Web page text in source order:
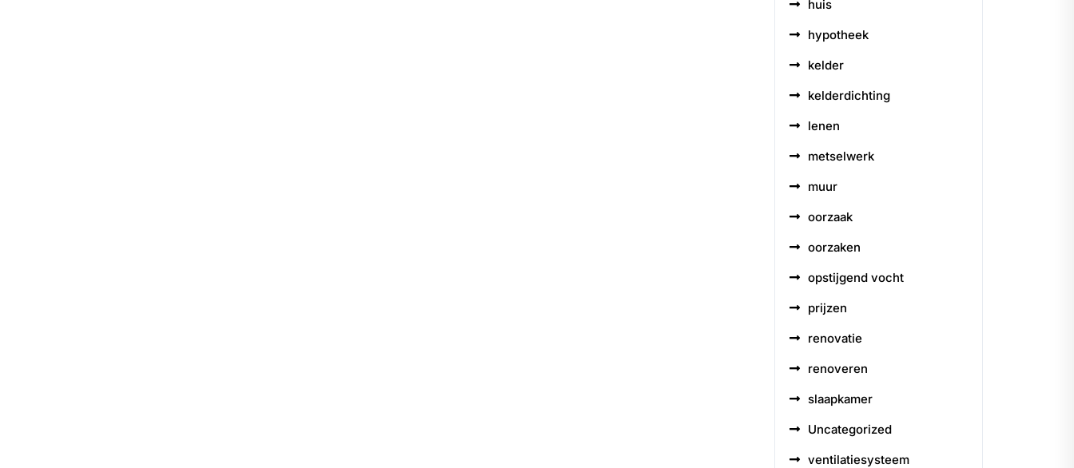
huis
hypotheek
kelder
kelderdichting
lenen
metselwerk
muur
oorzaak
oorzaken
opstijgend vocht
prijzen
renovatie
renoveren
slaapkamer
Uncategorized
ventilatiesysteem